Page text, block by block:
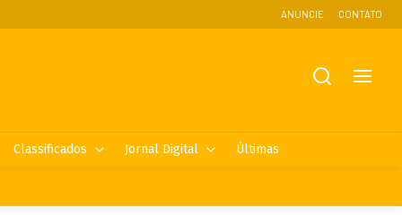
ANUNCIE CONTATO
Classificados Jornal Digital Últimas